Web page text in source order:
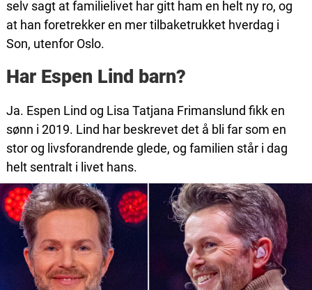
selv sagt at familielivet har gitt ham en helt ny ro, og
at han foretrekker en mer tilbaketrukket hverdag i
Son, utenfor Oslo.
Har Espen Lind barn?
Ja. Espen Lind og Lisa Tatjana Frimanslund fikk en
sønn i 2019. Lind har beskrevet det å bli far som en
stor og livsforandrende glede, og familien står i dag
helt sentralt i livet hans.